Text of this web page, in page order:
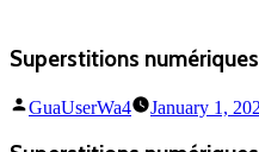
Superstitions
Posted
GuaUserWa4 January 1,